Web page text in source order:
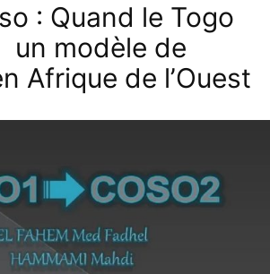
: Quand le Togo
un modèle de
Afrique de l’Ouest